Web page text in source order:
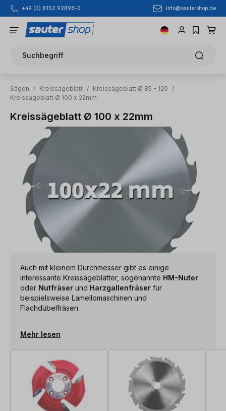
Zum Hauptinhalt springen
+49 (0) 8152 92898-0 info@sautershop.de
Suchbegriff
Sägen / Kreissägeblatt / Kreissägeblatt Ø 85 - 120
/
Kreissägeblatt Ø 100 x 22mm
Kreissägeblatt Ø 100 x 22mm
Auch mit kleinem Durchmesser gibt es einige
interessante Kreissägeblätter, sogenannte HM-Nuter
oder Nutfräser und Harzgallenfräser für
beispielsweise Lamellomaschinen und
Flachdübelfräsen.
Mehr lesen